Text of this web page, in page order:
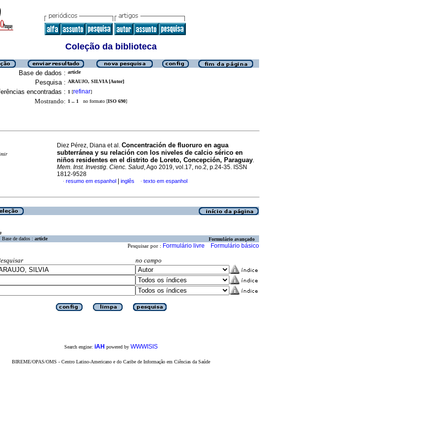
Coleção da biblioteca
Base de dados : article
Pesquisa : ARAUJO, SILVIA [Autor]
encontradas : 1 [refinar]
Mostrando: 1 .. 1 no formato [ISO 690]
Diez Pérez, Diana et al. Concentración de fluoruro en agua
subterránea y su relación con los niveles de calcio sérico en
niños residentes en el distrito de Loreto, Concepción, Paraguay.
Mem. Inst. Investig. Cienc. Salud, Ago 2019, vol.17, no.2, p.24-35. ISSN
1812-9528
· resumo em espanhol inglês · texto em espanhol
Base de dados : article Formulário avançado
Pesquisar por : Formulário livre Formulário básico
no campo
Search engine: iAH powered by WWWISIS
BIREME/OPAS/OMS - Centro Latino-Americano e do Caribe de Informação em Ciências da Saúde